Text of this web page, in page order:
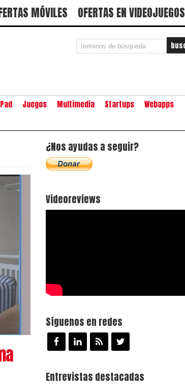
MÓVILES OFERTAS EN VIDEOJUEGOS
Juegos Multimedia Startups
Webapps
¿Nos ayudas a seguir?
Videoreviews
Síguenos en redes
Entrevistas destacadas